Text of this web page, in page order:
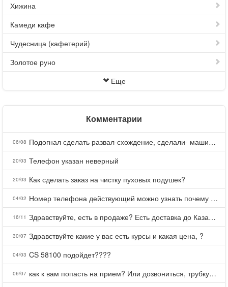
Хижина
Камеди кафе
Чудесница (кафетерий)
Золотое руно
Еще
Комментарии
06/08 Подогнал сделать развал-схождение, сделали- машина уходит на право и колеса проверил все хорошо с атмосферами ужас как можно делать авто, не ужели не берегут свою репутацию, не советую.
20/03 Телефон указан неверный
20/03 Как сделать заказ на чистку пуховых подушек?
04/02 Номер телефона действующий можно узнать почему номер неправельный
16/11 Здравствуйте, есть в продаже? Есть доставка до Казани?
30/07 Здравствуйте какие у вас есть курсы и какая цена, ?
04/03 CS 58100 подойдет????
06/07 как к вам попасть на прием? Или дозвониться, трубку не берете.